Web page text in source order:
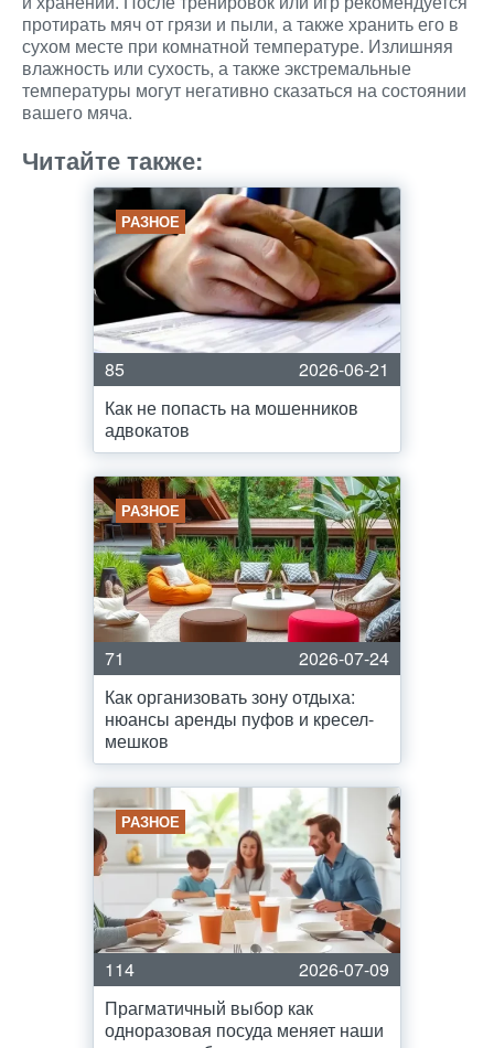
протирать мяч от грязи и пыли, а также хранить его в
сухом месте при комнатной температуре. Излишняя
влажность или сухость, а также экстремальные
температуры могут негативно сказаться на состоянии
вашего мяча.
Читайте также:
РАЗНОЕ
85
2026-06-21
Как не попасть на мошенников
адвокатов
РАЗНОЕ
71
2026-07-24
Как организовать зону отдыха:
нюансы аренды пуфов и кресел-
мешков
РАЗНОЕ
114
2026-07-09
Прагматичный выбор как
одноразовая посуда меняет наши